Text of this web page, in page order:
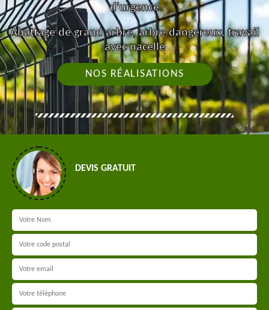
d'urgence
Abattage de grand arbre, arbre dangereux, travail
avec nacelle
NOS RÉALISATIONS
DEVIS GRATUIT